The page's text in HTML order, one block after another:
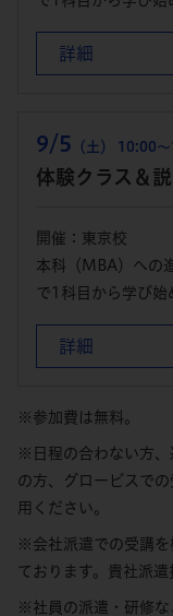
詳細
9/5 （土） 10:00
体験クラス＆
開催：東京校
本科（MBA）への
で1科目から学び始
詳細
※参加費は無料。
※日程の合わない方、
の方、グロービスでの
用ください。
※会社派遣での受講を
ております。貴社派
※社員の派遣・研修な